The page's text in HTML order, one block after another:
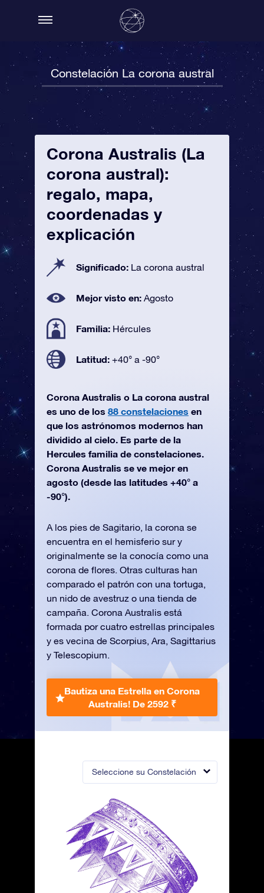
Constelación La corona austral
Seleccione su Constelación
Corona Australis (La
corona austral):
regalo, mapa,
coordenadas y
explicación
Significado: La corona austral
Mejor visto en: Agosto
Familia: Hércules
Latitud: +40° a -90°
Corona Australis o La corona austral
es uno de los 88 constelaciones en
que los astrónomos modernos han
dividido al cielo. Es parte de la
Hercules familia de constelaciones.
Corona Australis se ve mejor en
agosto (desde las latitudes +40° a
-90°).
A los pies de Sagitario, la corona se
encuentra en el hemisferio sur y
originalmente se la conocía como una
corona de flores. Otras culturas han
comparado el patrón con una tortuga,
un nido de avestruz o una tienda de
campaña. Corona Australis está
formada por cuatro estrellas principales
y es vecina de Scorpius, Ara, Sagittarius
y Telescopium.
Bautiza una Estrella en Corona
Australis! De 2592 ₹